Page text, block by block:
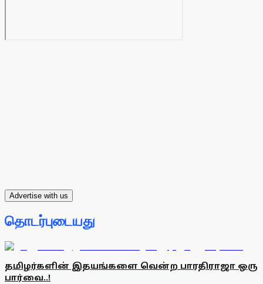
Advertise with us
தொடர்புடையது
தமிழர்களின் இதயங்களை வென்ற பாரதிராஜா ஒரு
பார்வை..!